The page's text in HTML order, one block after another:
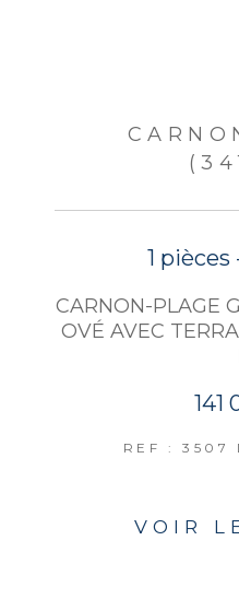
1 pièces
CARNON-PLAGE
OVÉ AVEC
141
REF : 3507
VOIR